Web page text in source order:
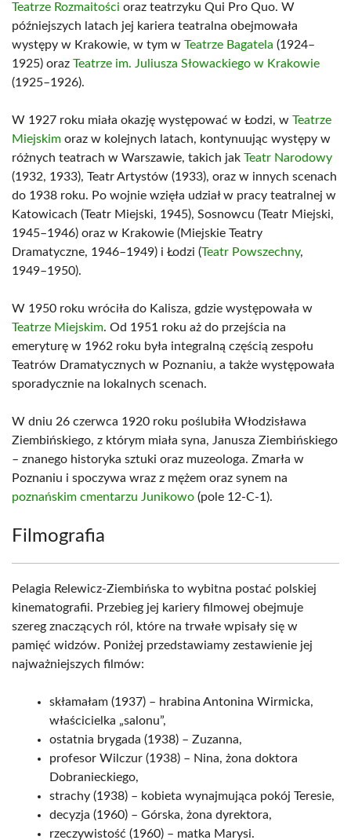
Teatrze Rozmaitości oraz teatrzyku Qui Pro Quo. W
późniejszych latach jej kariera teatralna obejmowała
występy w Krakowie, w tym w Teatrze Bagatela (1924–
1925) oraz Teatrze im. Juliusza Słowackiego w Krakowie
(1925–1926).
W 1927 roku miała okazję występować w Łodzi, w Teatrze
Miejskim oraz w kolejnych latach, kontynuując występy w
różnych teatrach w Warszawie, takich jak Teatr Narodowy
(1932, 1933), Teatr Artystów (1933), oraz w innych scenach
do 1938 roku. Po wojnie wzięła udział w pracy teatralnej w
Katowicach (Teatr Miejski, 1945), Sosnowcu (Teatr Miejski,
1945–1946) oraz w Krakowie (Miejskie Teatry
Dramatyczne, 1946–1949) i Łodzi (Teatr Powszechny,
1949–1950).
W 1950 roku wróciła do Kalisza, gdzie występowała w
Teatrze Miejskim. Od 1951 roku aż do przejścia na
emeryturę w 1962 roku była integralną częścią zespołu
Teatrów Dramatycznych w Poznaniu, a także występowała
sporadycznie na lokalnych scenach.
W dniu 26 czerwca 1920 roku poślubiła Włodzisława
Ziembińskiego, z którym miała syna, Janusza Ziembińskiego
– znanego historyka sztuki oraz muzeologa. Zmarła w
Poznaniu i spoczywa wraz z mężem oraz synem na
poznańskim cmentarzu Junikowo (pole 12-C-1).
Filmografia
Pelagia Relewicz-Ziembińska to wybitna postać polskiej
kinematografii. Przebieg jej kariery filmowej obejmuje
szereg znaczących ról, które na trwałe wpisały się w
pamięć widzów. Poniżej przedstawiamy zestawienie jej
najważniejszych filmów:
skłamałam (1937) – hrabina Antonina Wirmicka,
właścicielka „salonu”,
ostatnia brygada (1938) – Zuzanna,
profesor Wilczur (1938) – Nina, żona doktora
Dobranieckiego,
strachy (1938) – kobieta wynajmująca pokój Teresie,
decyzja (1960) – Górska, żona dyrektora,
rzeczywistość (1960) – matka Marysi.